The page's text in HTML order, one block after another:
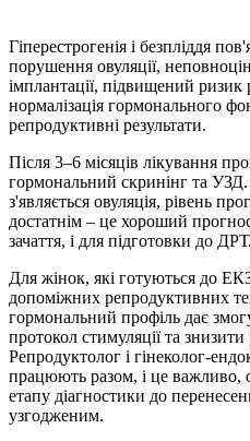
Гіперестрогенія і безпліддя
порушення овуляції,
імплантації, підвищений
нормалізація гормонального
репродуктивні результати.
Після 3–6 місяців лікування
гормональний скринінг та
з'являється овуляція, рівень
достатнім – це хороший
зачаття, і для підготовки до ДРТ.
Для жінок, які готуються до
допоміжних репродуктивних
гормональний профіль дає
протокол стимуляції та
Репродуктолог і гінеколог-
працюють разом, і це важливо,
етапу діагностики до
узгодженим.